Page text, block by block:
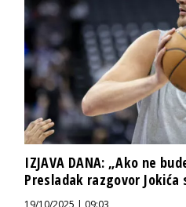
IZJAVA DANA: „Ako ne
Presladak razgovor Jokića